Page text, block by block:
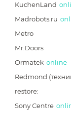
KuchenLand
Madrobots.ru
Metro
Mr.Doors
Ormatek online
Redmond
restore:
Sony Centre